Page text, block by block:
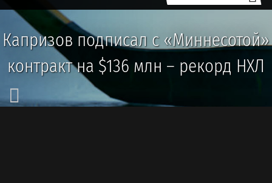
Капризов подписал с «Миннесотой»
контракт на $136 млн – рекорд НХЛ